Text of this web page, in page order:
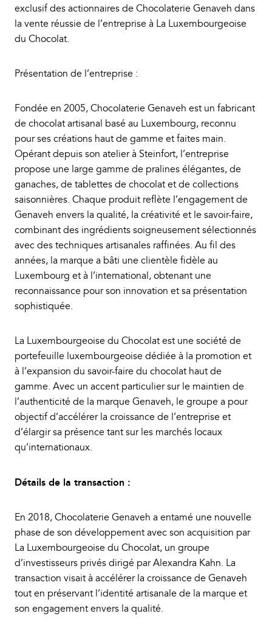
exclusif des actionnaires de Chocolaterie Genaveh dans
la vente réussie de l’entreprise à La Luxembourgeoise
du Chocolat.
Présentation de l’entreprise :
Fondée en 2005, Chocolaterie Genaveh est un fabricant
de chocolat artisanal basé au Luxembourg, reconnu
pour ses créations haut de gamme et faites main.
Opérant depuis son atelier à Steinfort, l’entreprise
propose une large gamme de pralines élégantes, de
ganaches, de tablettes de chocolat et de collections
saisonnières. Chaque produit reflète l’engagement de
Genaveh envers la qualité, la créativité et le savoir-faire,
combinant des ingrédients soigneusement sélectionnés
avec des techniques artisanales raffinées. Au fil des
années, la marque a bâti une clientèle fidèle au
Luxembourg et à l’international, obtenant une
reconnaissance pour son innovation et sa présentation
sophistiquée.
La Luxembourgeoise du Chocolat est une société de
portefeuille luxembourgeoise dédiée à la promotion et
à l’expansion du savoir-faire du chocolat haut de
gamme. Avec un accent particulier sur le maintien de
l’authenticité de la marque Genaveh, le groupe a pour
objectif d’accélérer la croissance de l’entreprise et
d’élargir sa présence tant sur les marchés locaux
qu’internationaux.
Détails de la transaction :
En 2018, Chocolaterie Genaveh a entamé une nouvelle
phase de son développement avec son acquisition par
La Luxembourgeoise du Chocolat, un groupe
d’investisseurs privés dirigé par Alexandra Kahn. La
transaction visait à accélérer la croissance de Genaveh
tout en préservant l’identité artisanale de la marque et
son engagement envers la qualité.